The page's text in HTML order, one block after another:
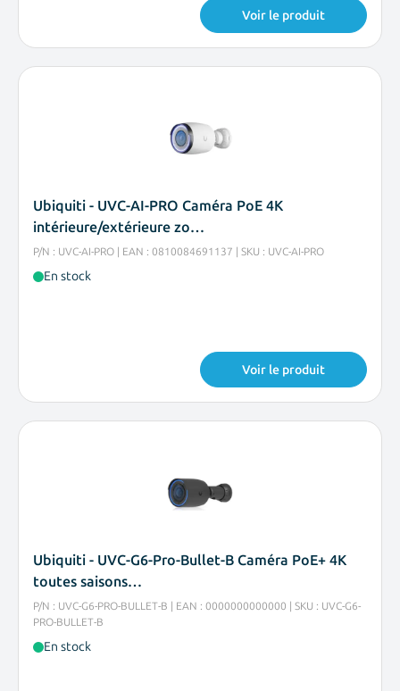
Voir le produit
Ubiquiti - UVC-AI-PRO Caméra PoE 4K
intérieure/extérieure zo…
P/N : UVC-AI-PRO | EAN : 0810084691137 | SKU : UVC-AI-PRO
En stock
Voir le produit
Ubiquiti - UVC-G6-Pro-Bullet-B Caméra PoE+ 4K
toutes saisons…
P/N : UVC-G6-PRO-BULLET-B | EAN : 0000000000000 | SKU : UVC-G6-
PRO-BULLET-B
En stock